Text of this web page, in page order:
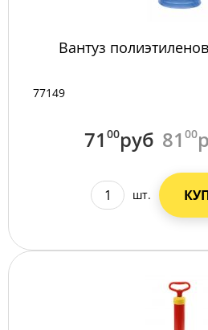
Вантуз
77149
71 00руб 81 00
шт.